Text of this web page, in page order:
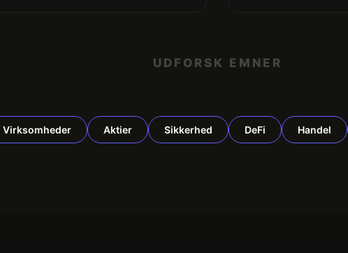
UDFORSK EMNER
Virksomheder Aktier Sikkerhed DeFi Handel